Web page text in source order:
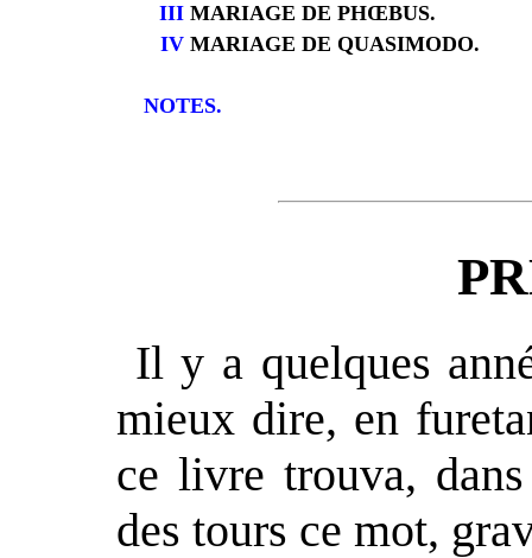
III MARIAGE DE PHŒBUS.
IV MARIAGE DE QUASIMODO.
NOTES.
Il y a quelques
mieux dire, en
ce livre trouva,
des tours ce mot,